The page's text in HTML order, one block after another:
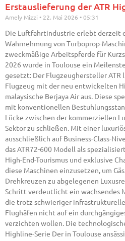
Erstauslieferung der ATR
Amely Mizzi 22. Mai 2026 05:31
Die Luftfahrtindustrie erlebt derzeit
Wahrnehmung von Turboprop-
zweckmäßige Arbeitspferde für
2026 wurde in Toulouse ein
gesetzt: Der Flugzeughersteller
Flugzeug mit der neu entwickelten
malaysische Berjaya Air aus. Diese
mit konventionellen
Lücke zwischen der kommerziellen
Sektor zu schließen. Mit einer
ausschließlich auf Business-Class-
das ATR72-600 Modell als
High-End-Tourismus und exklusive
diese Maschinen einzusetzen, um
Drehkreuzen zu abgelegenen
Schritt verdeutlicht ein wachsendes
die trotz schwieriger
Flughäfen nicht auf ein
verzichten wollen. Die
Highline-Serie Der in Toulouse